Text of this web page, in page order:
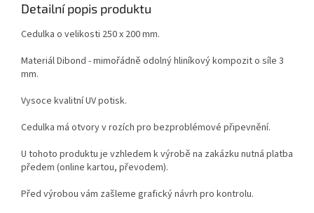
Detailní popis produktu
Cedulka o velikosti 250 x 200 mm.
Materiál Dibond - mimořádně odolný hliníkový kompozit o síle 3
mm.
Vysoce kvalitní UV potisk.
Cedulka má otvory v rozích pro bezproblémové připevnění.
U tohoto produktu je vzhledem k výrobě na zakázku nutná platba
předem (online kartou, převodem).
Před výrobou vám zašleme grafický návrh pro kontrolu.